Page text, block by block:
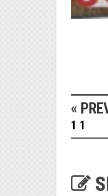
«
1 1